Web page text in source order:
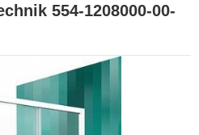
554-1208000-00-